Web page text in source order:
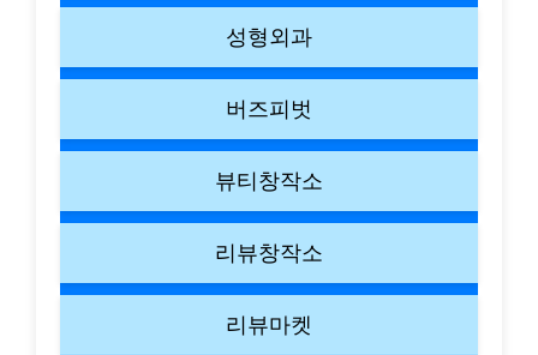
성형외과
버즈피벗
뷰티창작소
리뷰창작소
리뷰마켓